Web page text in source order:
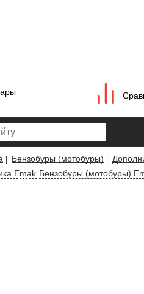
Бензобуры (мотобуры)
Emak Бензобуры (мотобуры)